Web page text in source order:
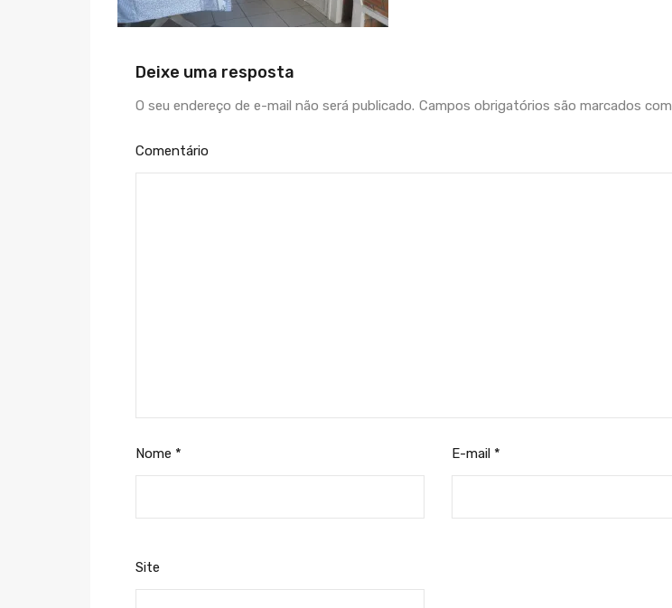
Deixe uma resposta
O seu endereço de e-mail não será publicado. Campos obrigatórios são marcados com
Comentário
Nome * E-mail *
Site